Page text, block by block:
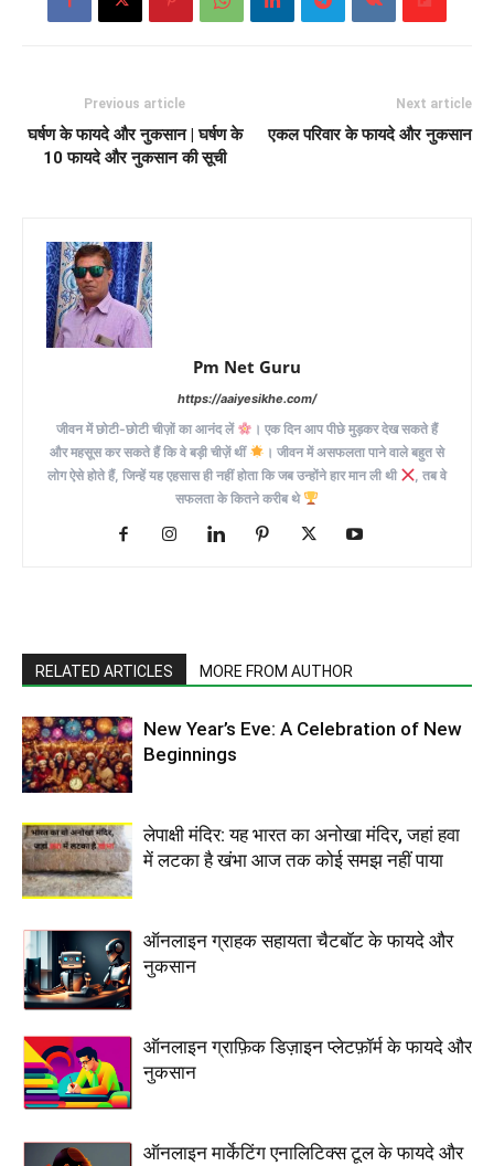
Previous article
घर्षण के फायदे और नुकसान | घर्षण के
10 फायदे और नुकसान की सूची
Next article
एकल परिवार के फायदे और नुकसान
Pm Net Guru
https://aaiyesikhe.com/
जीवन में छोटी-छोटी चीज़ों का आनंद लें
। एक दिन आप पीछे मुड़कर देख सकते हैं
और महसूस कर सकते हैं कि वे बड़ी चीज़ें थीं
। जीवन में असफलता पाने वाले बहुत से
लोग ऐसे होते हैं, जिन्हें यह एहसास ही नहीं होता कि जब उन्होंने हार मान ली थी
, तब वे
सफलता के कितने करीब थे
RELATED ARTICLES MORE FROM AUTHOR
New Year’s Eve: A Celebration of New
Beginnings
लेपाक्षी मंदिर: यह भारत का अनोखा मंदिर, जहां हवा
में लटका है खंभा आज तक कोई समझ नहीं पाया
ऑनलाइन ग्राहक सहायता चैटबॉट के फायदे और
नुकसान
ऑनलाइन ग्राफ़िक डिज़ाइन प्लेटफ़ॉर्म के फायदे और
नुकसान
ऑनलाइन मार्केटिंग एनालिटिक्स टूल के फायदे और